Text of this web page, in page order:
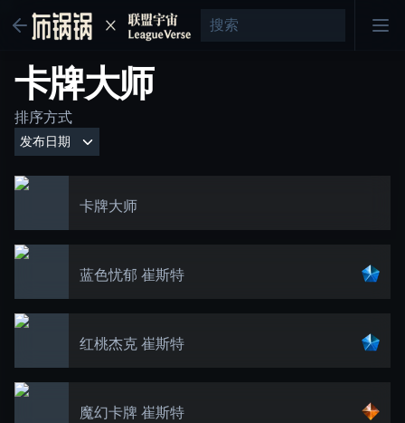
卡牌大师
排序方式
卡牌大师
蓝色忧郁 崔斯特
红桃杰克 崔斯特
魔幻卡牌 崔斯特